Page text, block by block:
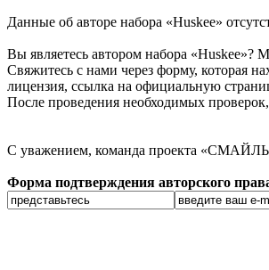
Данные об авторе набора «Huskee»
Вы являетесь автором набора «Huskee»?
Свяжитесь с нами через форму, которая
лицензия, ссылка на официальную
После проведения необходимых
С уважением, команда проекта
Форма подтверждения авторского